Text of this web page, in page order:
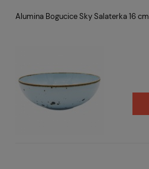
Alumina Bogucice Sky Salaterka 16 cm